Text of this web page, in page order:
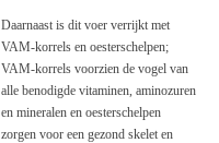
Daarnaast is dit voer verrijkt met
VAM-korrels en oesterschelpen;
VAM-korrels voorzien de vogel van
alle benodigde vitaminen, aminozuren
en mineralen en oesterschelpen
zorgen voor een gezond skelet en